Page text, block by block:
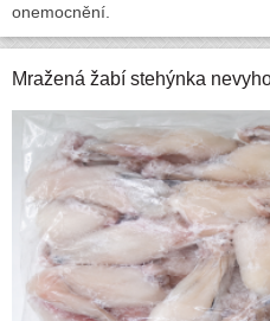
onemocnění.
Mražená žabí stehýnka